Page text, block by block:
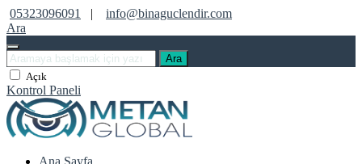
05323096091 |
info@binaguclendir.com
Ara
Ara
Açık
Kontrol Paneli
Ana Sayfa